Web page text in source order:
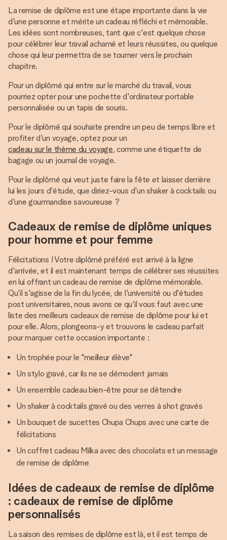
La remise de diplôme est une étape importante dans la vie
d'une personne et mérite un cadeau réfléchi et mémorable.
Les idées sont nombreuses, tant que c'est quelque chose
pour célébrer leur travail acharné et leurs réussites, ou quelque
chose qui leur permettra de se tourner vers le prochain
chapitre.
Pour un diplômé qui entre sur le marché du travail, vous
pourriez opter pour une pochette d'ordinateur portable
personnalisée ou un tapis de souris.
Pour le diplômé qui souhaite prendre un peu de temps libre et
profiter d'un voyage, optez pour un
cadeau sur le thème du voyage, comme une étiquette de
bagage ou un journal de voyage.
Pour le diplômé qui veut juste faire la fête et laisser derrière
lui les jours d'étude, que diriez-vous d'un shaker à cocktails ou
d'une gourmandise savoureuse ?
Cadeaux de remise de diplôme uniques
pour homme et pour femme
Félicitations ! Votre diplômé préféré est arrivé à la ligne
d'arrivée, et il est maintenant temps de célébrer ses réussites
en lui offrant un cadeau de remise de diplôme mémorable.
Qu'il s'agisse de la fin du lycée, de l'université ou d'études
post universitaires, nous avons ce qu'il vous faut avec une
liste des meilleurs cadeaux de remise de diplôme pour lui et
pour elle. Alors, plongeons-y et trouvons le cadeau parfait
pour marquer cette occasion importante :
Un trophée pour le "meilleur élève"
Un stylo gravé, car ils ne se démodent jamais
Un ensemble cadeau bien-être pour se détendre
Un shaker à cocktails gravé ou des verres à shot gravés
Un bouquet de sucettes Chupa Chups avec une carte de
félicitations
Un coffret cadeau Milka avec des chocolats et un message
de remise de diplôme
Idées de cadeaux de remise de diplôme
: cadeaux de remise de diplôme
personnalisés
La saison des remises de diplôme est là, et il est temps de